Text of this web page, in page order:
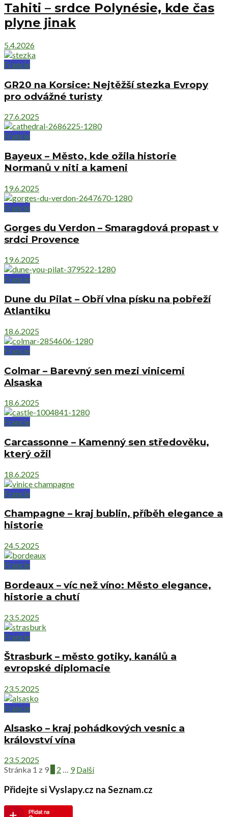
Tahiti – srdce Polynésie, kde čas
plyne jinak
5.4.2026
Francie
GR20 na Korsice: Nejtěžší stezka Evropy
pro odvážné turisty
27.6.2025
Francie
Bayeux – Město, kde ožila historie
Normanů v niti a kameni
19.6.2025
Francie
Gorges du Verdon – Smaragdová propast v
srdci Provence
19.6.2025
Francie
Dune du Pilat – Obří vlna písku na pobřeží
Atlantiku
18.6.2025
Francie
Colmar – Barevný sen mezi vinicemi
Alsaska
18.6.2025
Francie
Carcassonne – Kamenný sen středověku,
který ožil
18.6.2025
Francie
Champagne – kraj bublin, příběh elegance a
historie
24.5.2025
Francie
Bordeaux – víc než víno: Město elegance,
historie a chutí
23.5.2025
Francie
Štrasburk – město gotiky, kanálů a
evropské diplomacie
23.5.2025
Francie
Alsasko – kraj pohádkových vesnic a
království vína
23.5.2025
Stránka 1 z 9 1 2 … 9 Další
Přidejte si Vyslapy.cz na Seznam.cz